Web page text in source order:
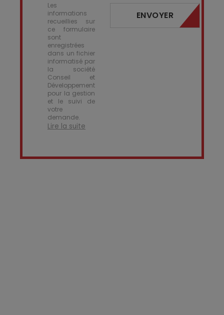
Les
informations
recueillies sur
ce formulaire
sont
enregistrées
dans un fichier
informatisé par
la société
Conseil et
Développement
pour la gestion
et le suivi de
votre
demande.
Lire la suite
ENVOYER